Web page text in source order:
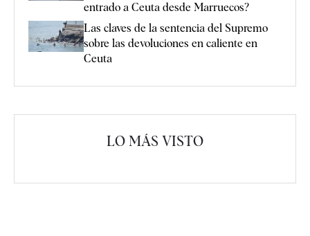
entrado a Ceuta desde Marruecos?
Las claves de la sentencia del Supremo
sobre las devoluciones en caliente en
Ceuta
LO MÁS VISTO